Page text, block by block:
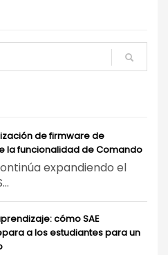
de firmware de
la funcionalidad de Comando
expandiendo el
cómo SAE
a los estudiantes para un